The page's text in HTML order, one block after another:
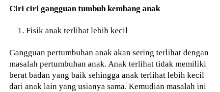
Ciri ciri gangguan tumbuh kembang anak
Fisik anak terlihat lebih kecil
Gangguan pertumbuhan anak akan sering terlihat dengan
masalah pertumbuhan anak. Anak terlihat tidak memiliki
berat badan yang baik sehingga anak terlihat lebih kecil
dari anak lain yang usianya sama. Kemudian masalah ini